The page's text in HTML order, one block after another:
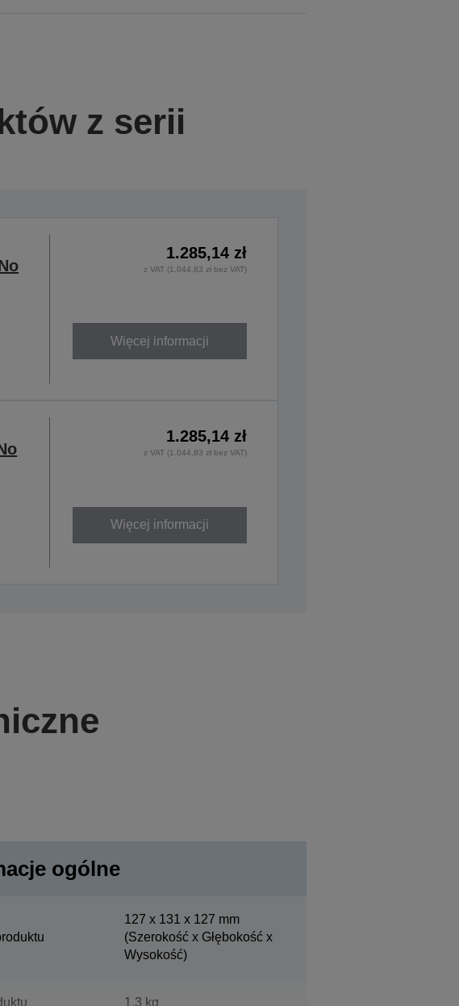
z serii
1.285,14 zł
z VAT (1.044,83 zł bez VAT)
Więcej informacji
1.285,14 zł
z VAT (1.044,83 zł bez VAT)
Więcej informacji
ogólne
127‎ x 131 x 127 mm
(Szerokość x Głębokość x
Wysokość)
1,3 kg